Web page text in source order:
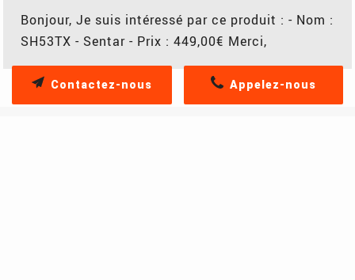
Bonjour, Je suis intéressé par ce produit : - Nom :
SH53TX - Sentar - Prix : 449,00€ Merci,
Appelez-nous
Contactez-nous